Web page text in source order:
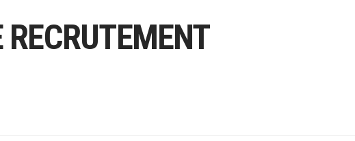
RECRUTEMENT